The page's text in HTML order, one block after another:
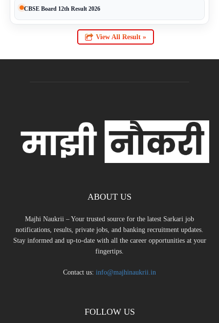
CBSE Board 12th Result 2026
View All Result »
ABOUT US
Majhi Naukrii – Your trusted source for the latest Sarkari job
notifications, results, private jobs, and banking recruitment updates.
Stay informed and up-to-date with all the career opportunities at your
fingertips.
Contact us: info@majhinaukrii.in
FOLLOW US